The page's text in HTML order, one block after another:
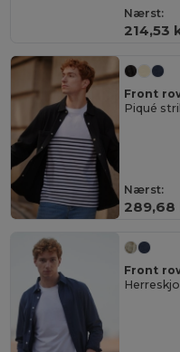
Nærst:
214,53
Front
Piqué
Nærst:
289,68
Front